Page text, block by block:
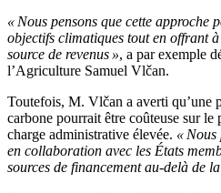
« Nous pensons que cette approche
objectifs climatiques tout en offrant
source de revenus », a par exemple
l’Agriculture Samuel Vlčan.
Toutefois, M. Vlčan a averti qu’une
carbone pourrait être coûteuse sur
charge administrative élevée. « Nous
en collaboration avec les États
sources de financement au-delà de